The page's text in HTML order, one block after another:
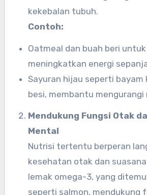
kekebalan tubuh.
Contoh:
Oatmeal dan buah beri
meningkatkan energi
Sayuran hijau seperti bayam
besi, membantu mengurangi
Mendukung Fungsi Otak
Mental
Nutrisi tertentu berperan
kesehatan otak dan
lemak omega-3, yang
seperti salmon, mendukung